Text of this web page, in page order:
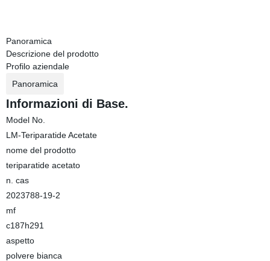
Panoramica
Descrizione del prodotto
Profilo aziendale
Panoramica
Informazioni di Base.
Model No.
LM-Teriparatide Acetate
nome del prodotto
teriparatide acetato
n. cas
2023788-19-2
mf
c187h291
aspetto
polvere bianca